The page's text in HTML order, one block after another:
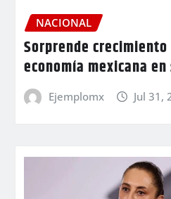
NACIONAL
Sorprende crecimiento
economía mexicana
Ejemplomx Jul 31,